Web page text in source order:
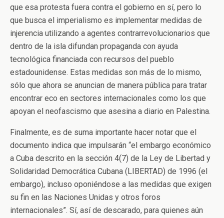
que esa protesta fuera contra el gobierno en sí, pero lo
que busca el imperialismo es implementar medidas de
injerencia utilizando a agentes contrarrevolucionarios que
dentro de la isla difundan propaganda con ayuda
tecnológica financiada con recursos del pueblo
estadounidense. Estas medidas son más de lo mismo,
sólo que ahora se anuncian de manera pública para tratar
encontrar eco en sectores internacionales como los que
apoyan el neofascismo que asesina a diario en Palestina.
Finalmente, es de suma importante hacer notar que el
documento indica que impulsarán “el embargo económico
a Cuba descrito en la sección 4(7) de la Ley de Libertad y
Solidaridad Democrática Cubana (LIBERTAD) de 1996 (el
embargo), incluso oponiéndose a las medidas que exigen
su fin en las Naciones Unidas y otros foros
internacionales”. Sí, así de descarado, para quienes aún